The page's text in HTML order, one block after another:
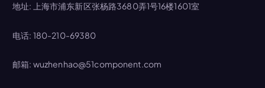
地址: 上海市浦东新区张杨路3680弄1号16楼1601室
电话: 180-210-69380
邮箱: wuzhenhao@51component.com